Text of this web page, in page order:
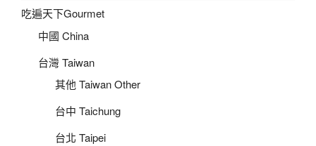
吃遍天下Gourmet
中國 China
台灣 Taiwan
其他 Taiwan Other
台中 Taichung
台北 Taipei